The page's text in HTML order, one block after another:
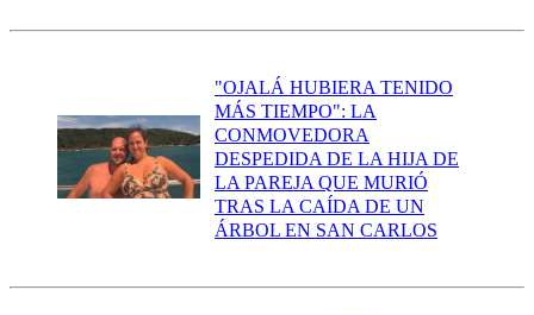
"OJALÁ HUBIERA TENIDO
MÁS TIEMPO": LA
CONMOVEDORA
DESPEDIDA DE LA HIJA DE
LA PAREJA QUE MURIÓ
TRAS LA CAÍDA DE UN
ÁRBOL EN SAN CARLOS